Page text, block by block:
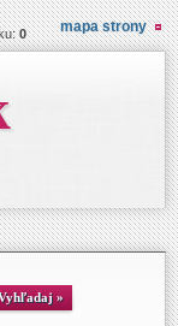
0 mapa strony